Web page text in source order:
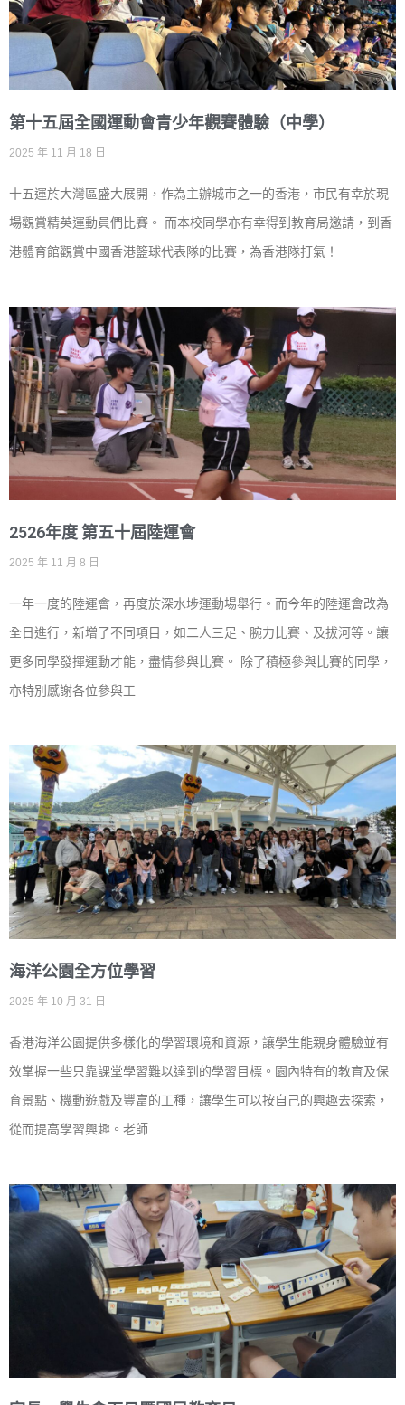
第十五屆全國運動會青少年觀賽體驗（中學）
2025 年 11 月 18 日
十五運於大灣區盛大展開，作為主辦城市之一的香港，市民有幸於現
場觀賞精英運動員們比賽。 而本校同學亦有幸得到教育局邀請，到香
港體育館觀賞中國香港籃球代表隊的比賽，為香港隊打氣！
2526年度 第五十屆陸運會
2025 年 11 月 8 日
一年一度的陸運會，再度於深水埗運動場舉行。而今年的陸運會改為
全日進行，新增了不同項目，如二人三足、腕力比賽、及拔河等。讓
更多同學發揮運動才能，盡情參與比賽。 除了積極參與比賽的同學，
亦特別感謝各位參與工
海洋公園全方位學習
2025 年 10 月 31 日
香港海洋公園提供多樣化的學習環境和資源，讓學生能親身體驗並有
效掌握一些只靠課堂學習難以達到的學習目標。園內特有的教育及保
育景點、機動遊戲及豐富的工種，讓學生可以按自己的興趣去探索，
從而提高學習興趣。老師